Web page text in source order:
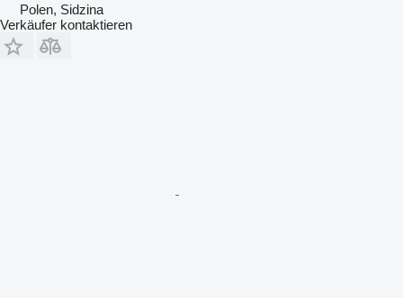
Polen, Sidzina
Verkäufer kontaktieren